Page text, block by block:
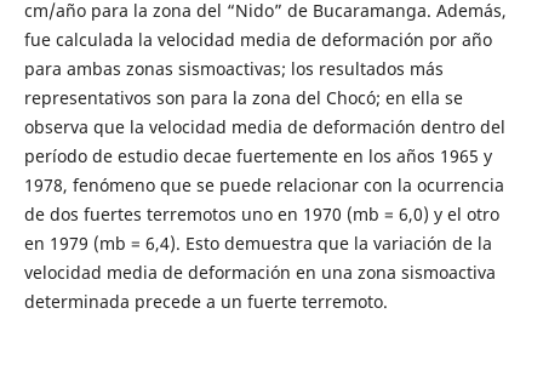
cm/año para la zona del “Nido” de Bucaramanga. Además,
fue calculada la velocidad media de deformación por año
para ambas zonas sismoactivas; los resultados más
representativos son para la zona del Chocó; en ella se
observa que la velocidad media de deformación dentro del
período de estudio decae fuertemente en los años 1965 y
1978, fenómeno que se puede relacionar con la ocurrencia
de dos fuertes terremotos uno en 1970 (mb = 6,0) y el otro
en 1979 (mb = 6,4). Esto demuestra que la variación de la
velocidad media de deformación en una zona sismoactiva
determinada precede a un fuerte terremoto.